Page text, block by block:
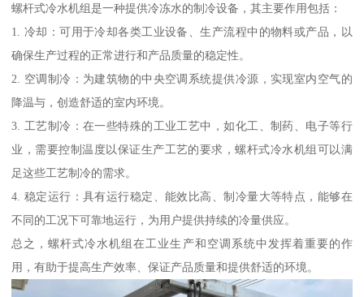
螺杆式冷水机组是一种提供冷冻水的制冷设备，其主要作用包括：
1. 冷却：可用于冷却各类工业设备、生产流程中的物料或产品，以
确保生产过程的正常进行和产品质量的稳定性。
2. 空调制冷：为建筑物的中央空调系统提供冷源，实现室内空气的
降温与，创造舒适的室内环境。
3. 工艺制冷：在一些特殊的工业工艺中，如化工、制药、电子等行
业，需要控制温度以保证生产工艺的要求，螺杆式冷水机组可以满
足这些工艺制冷的需求。
4. 稳定运行：具有运行稳定、能效比高、制冷量大等特点，能够在
不同的工况下可靠地运行，为用户提供持续的冷量供应。
总之，螺杆式冷水机组在工业生产和空调系统中发挥着重要的作
用，有助于提高生产效率、保证产品质量和提供舒适的环境。